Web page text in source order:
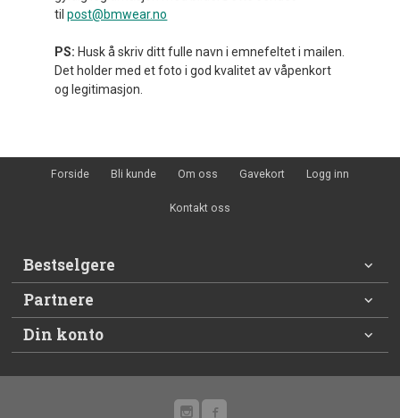
til post@bmwear.no
PS: Husk å skriv ditt fulle navn i emnefeltet i mailen.
Det holder med et foto i god kvalitet av våpenkort
og legitimasjon.
Forside Bli kunde Om oss Gavekort Logg inn
Kontakt oss
Bestselgere
Partnere
Din konto